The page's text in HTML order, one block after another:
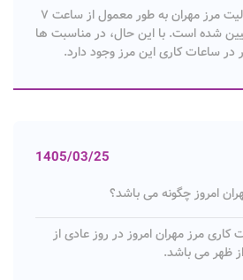
ساعت فعالیت مرز مهران به طور معمول از ساعت ۷
تعیین شده است. با این حال، در مناسبت ها
در ساعات کاری این مرز وجود دارد.
1405/03/25
امروز چگونه می باشد؟
مرز مهران امروز در روز عادی از